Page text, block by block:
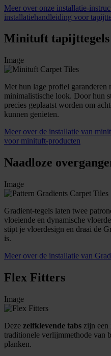
Meer over onze installatie-
installatiehandleiding voor
Minituft tapijttegels
Image
Met hun lage profiel garanderen
minimalistische look. Door hun
precies geplaatst worden om
kunnen genieten.
Meer over de installatie van
voor minituft-producten
Naadloze
Image
Gradient-tegels laten twee
vloeiende en dynamische
stipt je vloerdesign en draai de
is.
Meer over de installatie van
Flex Fitters
Image
Deze zelfklevende tabs zijn een
traditionele verlijmmethode van
planken.